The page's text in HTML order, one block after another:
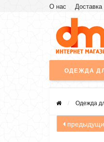
О нас Доставка
ОДЕЖДА
Одежда